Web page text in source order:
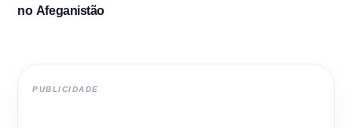
no Afeganistão
PUBLICIDADE